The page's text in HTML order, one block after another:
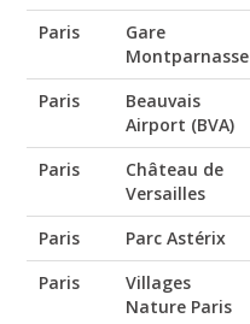
Paris
Gare
Montparnasse
Paris
Beauvais
Airport (BVA)
Paris
Château de
Versailles
Paris Parc Astérix
Paris
Villages
Nature Paris